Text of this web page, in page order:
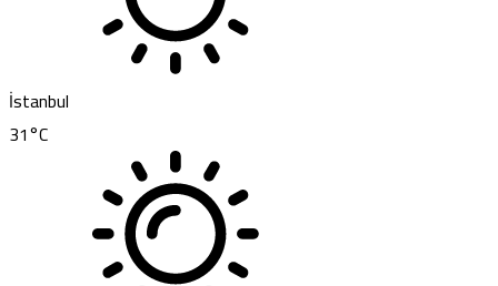
İstanbul
31°C